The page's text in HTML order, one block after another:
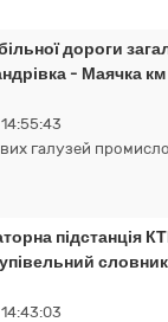
дороги
- Маячка
галузей
підстанція